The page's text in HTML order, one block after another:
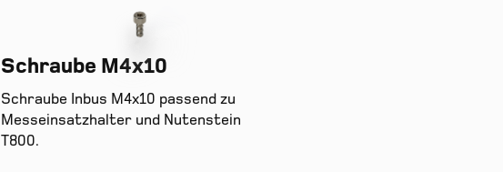
Schraube M4x10
Schraube Inbus M4x10 passend zu
Messeinsatzhalter und Nutenstein
T800.